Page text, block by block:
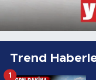
Trend
1